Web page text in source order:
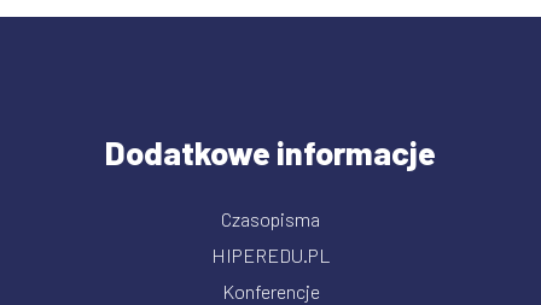
Dodatkowe informacje
Czasopisma
HIPEREDU.PL
Konferencje